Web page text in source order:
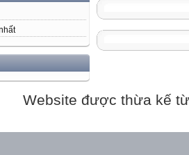
Website được thừa kế